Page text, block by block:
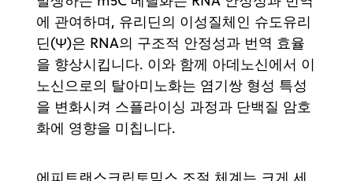
에 관여하며, 유리딘의 이성질체인 슈도유리
딘(Ψ)은 RNA의 구조적 안정성과 번역 효율
을 향상시킵니다. 이와 함께 아데노신에서 이
노신으로의 탈아미노화는 염기쌍 형성 특성
을 변화시켜 스플라이싱 과정과 단백질 암호
화에 영향을 미칩니다.